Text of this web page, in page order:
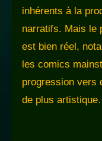
inhérents à la
narratifs. Mais le
est bien réel,
les comics
progression vers
de plus